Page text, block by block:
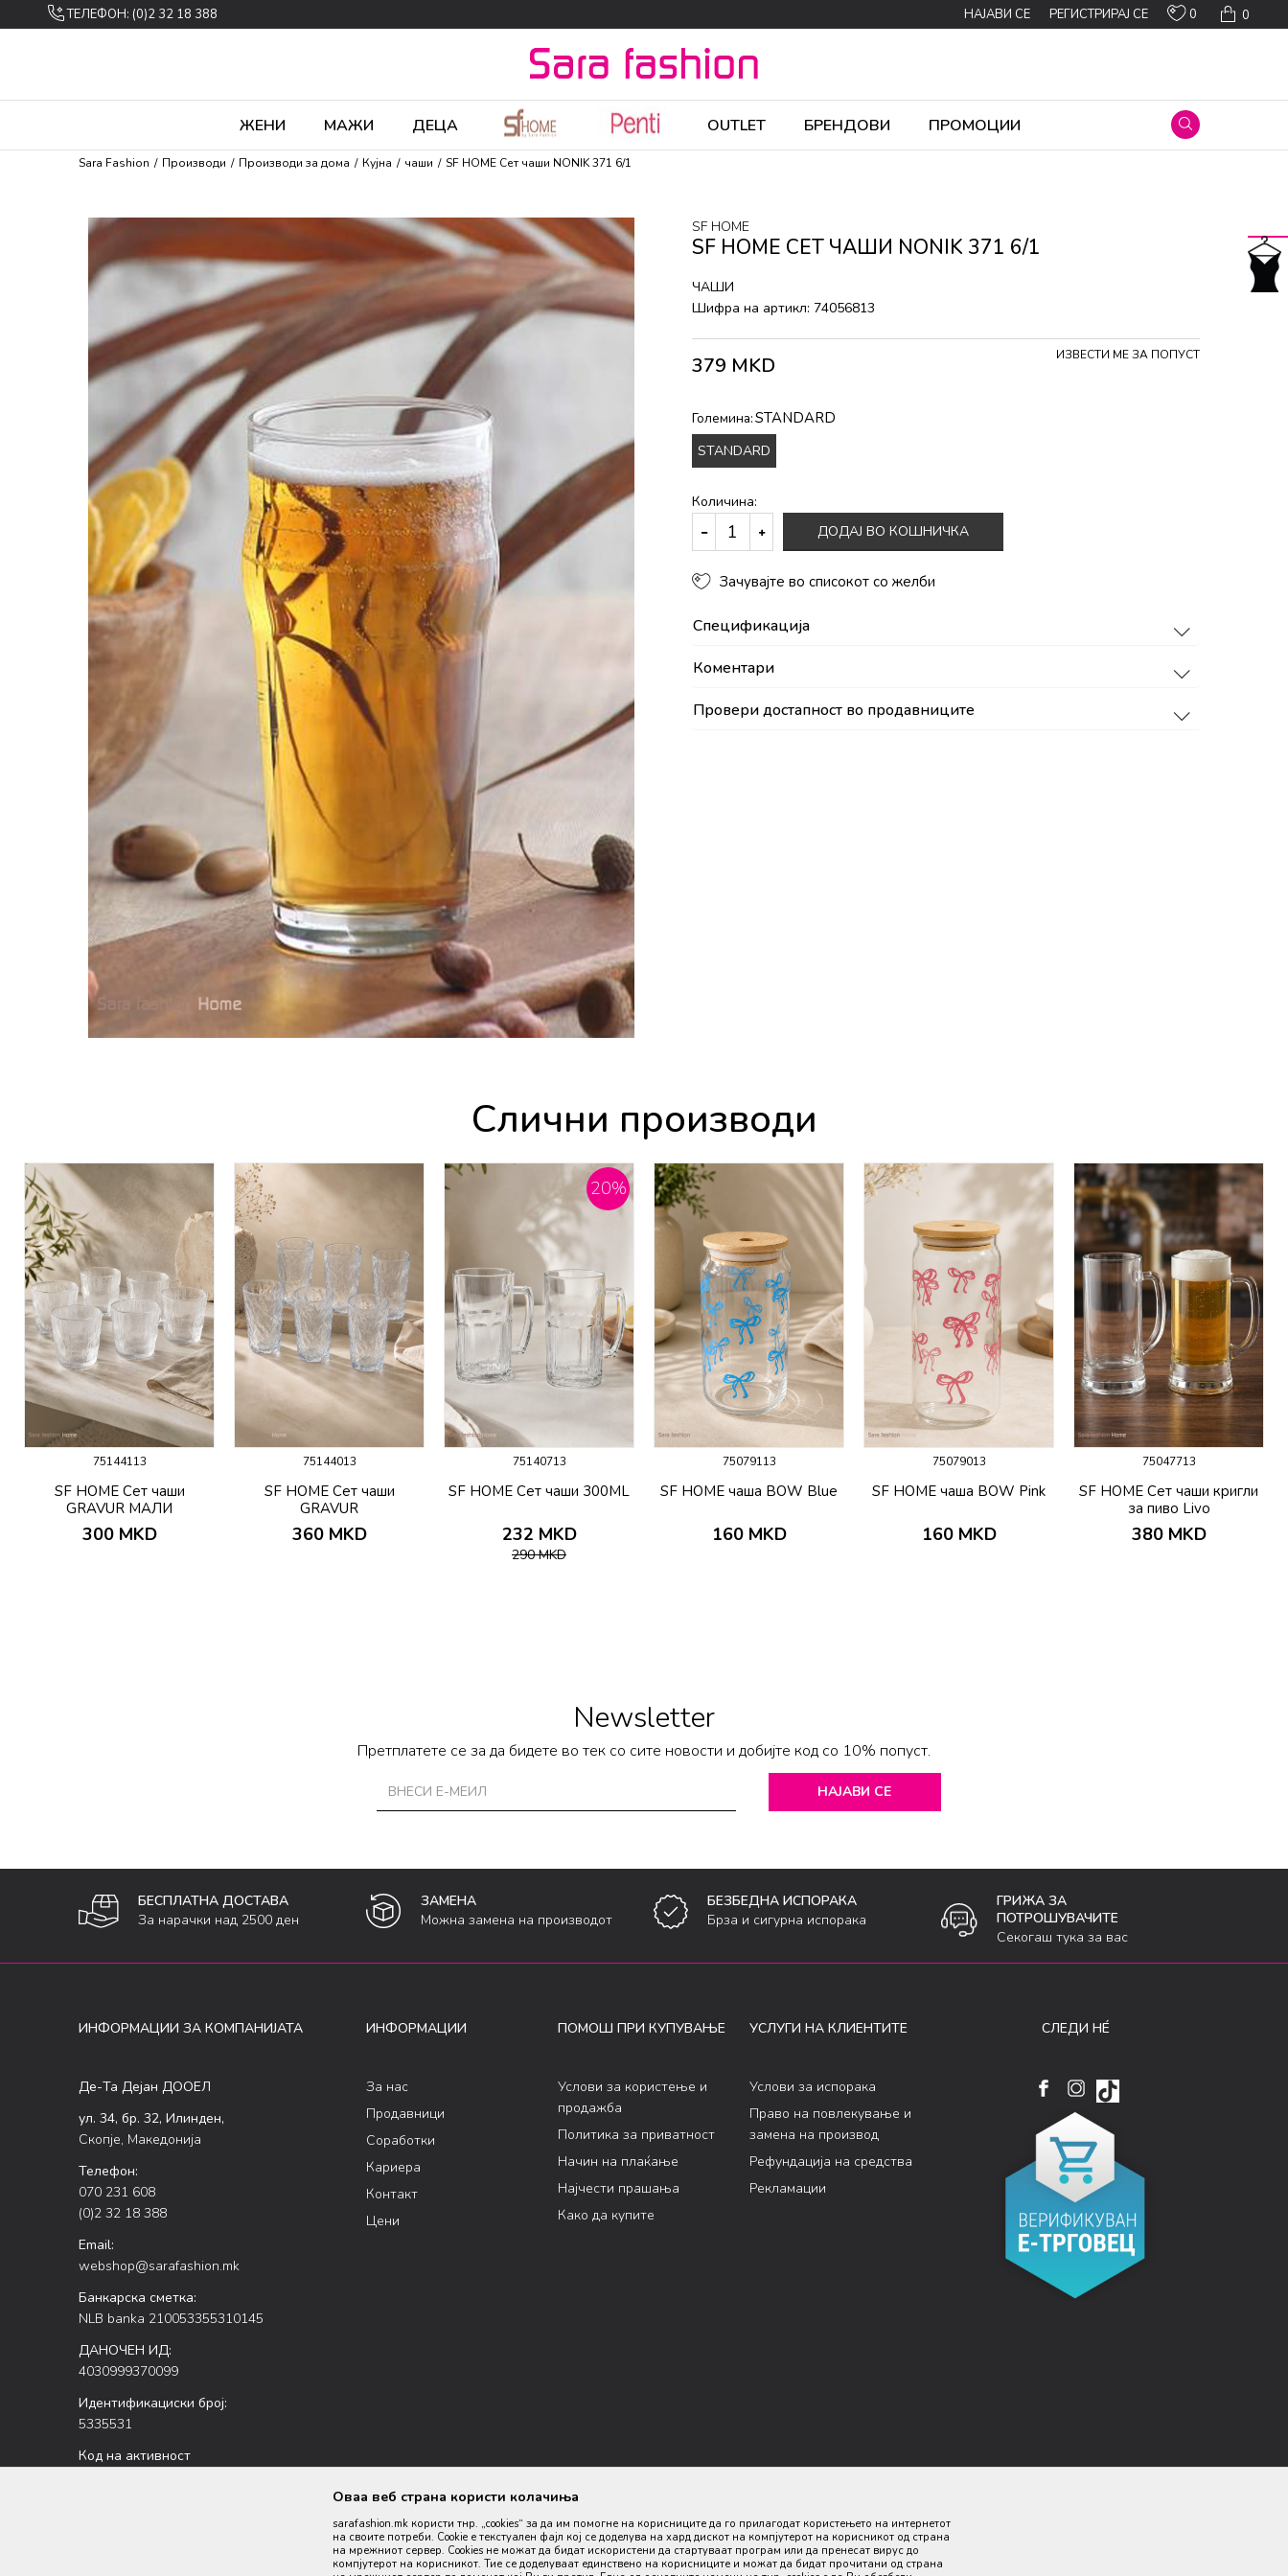
ТЕЛЕФОН: (0)2 32 18 388 0
0
НАЈАВИ СЕ РЕГИСТРИРАЈ СЕ
ЖЕНИ МАЖИ ДЕЦА OUTLET БРЕНДОВИ ПРОМОЦИИ
Sara Fashion Производи Производи за дома Кујна чаши SF HOME Сет чаши NONIK 371 6/1
SF HOME
SF HOME СЕТ ЧАШИ NONIK 371 6/1
ЧАШИ
Шифра на артикл: 74056813
379 MKD ИЗВЕСТИ МЕ ЗА ПОПУСТ
Големина:STANDARD
STANDARD
Количина:
ДОДАЈ ВО КОШНИЧКА
Зачувајте во списокот со желби
Спецификација
Коментари
Провери достапност во продавниците
Слични производи
75144113
SF HOME Сет чаши
GRAVUR МАЛИ
300 MKD
75144013
SF HOME Сет чаши
GRAVUR
360 MKD
20%
75140713
SF HOME Сет чаши 300ML
232 MKD
290MKD
75079113
SF HOME чаша BOW Blue
160 MKD
75079013
SF HOME чаша BOW Pink
160 MKD
75047713
SF HOME Сет чаши кригли
за пиво Livo
380 MKD
Newsletter
Претплатете се за да бидете во тек со сите новости и добијте код со 10% попуст.
НАЈАВИ СЕ
БЕСПЛАТНА ДОСТАВА
За нарачки над 2500 ден
ЗАМЕНА
Можна замена на производот
БЕЗБЕДНА ИСПОРАКА
Брза и сигурна испорака
ГРИЖА ЗА
ПОТРОШУВАЧИТЕ
Секогаш тука за вас
ИНФОРМАЦИИ ЗА КОМПАНИЈАТА
Де-Та Дејан ДООЕЛ
ул. 34, бр. 32, Илинден,
Скопје, Македонија
Телефон:
070 231 608
(0)2 32 18 388
Email:
webshop@sarafashion.mk
Банкарска сметка:
NLB banka 210053355310145
ДАНОЧЕН ИД:
4030999370099
Идентификациски број:
5335531
Код на активност
ИНФОРМАЦИИ
За нас
Продавници
Соработки
Кариера
Контакт
Цени
ПОМОШ ПРИ КУПУВАЊЕ
Услови за користење и
продажба
Политика за приватност
Начин на плаќање
Најчести прашања
Како да купите
УСЛУГИ НА КЛИЕНТИТЕ
Услови за испорака
Право на повлекување и
замена на производ
Рефундација на средства
Рекламации
СЛЕДИ НÉ
Оваа веб страна користи колачиња
sarafashion.mk користи тнр. „cookies“ за да им помогне на корисниците да го прилагодат користењето на интернетот
на своите потреби. Cookie е текстуален фајл кој се доделува на хард дискот на компјутерот на корисникот од страна
на мрежниот сервер. Cookies не можат да бидат искористени да стартуваат програм или да пренесат вирус до
компјутерот на корисникот. Тие се доделуваат единствено на корисниците и можат да бидат прочитани од страна